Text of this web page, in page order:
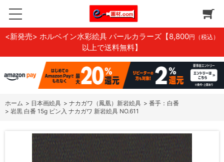
<新発売> ホルベイン水彩絵具 パールカラーズ 【8,800円（税込）
以上で送料無料】
ホーム > 日本画絵具 > ナカガワ（鳳凰）新岩絵具 > 番手：白番
> 岩黒 白番 15g ビン入 ナカガワ 新岩絵具 NO.611